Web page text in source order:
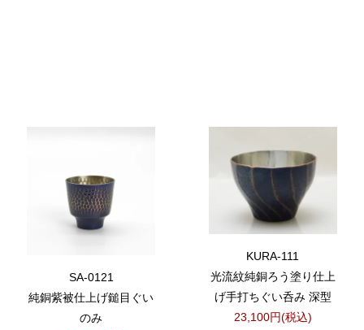
SA-0121
純銅紫被仕上げ鎚目ぐい
のみ
KURA-111
光流紋純銅ろう塗り仕上
げ手打ちぐい呑み 深型
23,100円(税込)